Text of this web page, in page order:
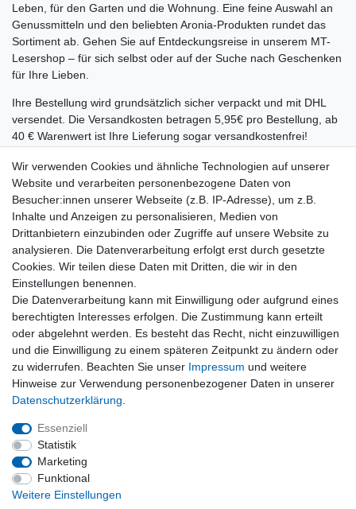
Leben, für den Garten und die Wohnung. Eine feine Auswahl an
Genussmitteln und den beliebten Aronia-Produkten rundet das
Sortiment ab. Gehen Sie auf Entdeckungsreise in unserem MT-
Lesershop – für sich selbst oder auf der Suche nach Geschenken
für Ihre Lieben.
Ihre Bestellung wird grundsätzlich sicher verpackt und mit DHL
versendet. Die Versandkosten betragen 5,95€ pro Bestellung, ab
40 € Warenwert ist Ihre Lieferung sogar versandkostenfrei!
Geschenkempfänger versandt werden, damit die Überraschung
perfekt wird.
Wir wünschen Ihnen viel Freude beim Stöbern und würden uns
freuen, wenn Sie dem MT-Lesershop mit seinem ständig
aktualisierten und ergänzten Sortiment öfter einen virtuellen
Besuch abstatten, um Neues zu entdecken.
Verwendete Fotos (außer Produktfotos): Adobe Stock – Pixelot, Danijel Levicki,
kariphoto, saksit, Christian Schwier, Photographee-eu, Kana Design Image, Maridav,
petrrgoskov, Romolo Tavani, BillionPhotos-com, RuZi, Li Ding (2), Patrick
Daxenbichler, zephyr_p, Prostock-studio, Тимур Конев.
Zahlung
Versand
Daten­schutz­erklärung
AGB
Hinweis zur Batterieentsorgung
Erklärung zur Barrierefreiheit
Kontakt
Wir verwenden Cookies und ähnliche Technologien auf unserer
Website und verarbeiten personenbezogene Daten von
Besucher:innen unserer Webseite (z.B. IP-Adresse), um z.B.
Inhalte und Anzeigen zu personalisieren, Medien von
Drittanbietern einzubinden oder Zugriffe auf unsere Website zu
analysieren. Die Datenverarbeitung erfolgt erst durch gesetzte
Cookies. Wir teilen diese Daten mit Dritten, die wir in den
Einstellungen benennen.
Die Datenverarbeitung kann mit Einwilligung oder aufgrund eines
berechtigten Interesses erfolgen. Die Zustimmung kann erteilt
oder abgelehnt werden. Es besteht das Recht, nicht einzuwilligen
und die Einwilligung zu einem späteren Zeitpunkt zu ändern oder
zu widerrufen. Beachten Sie unser Impressum und weitere
Hinweise zur Verwendung personenbezogener Daten in unserer
Daten­schutz­erklärung
Essenziell
Statistik
Marketing
Funktional
Weitere Einstellungen